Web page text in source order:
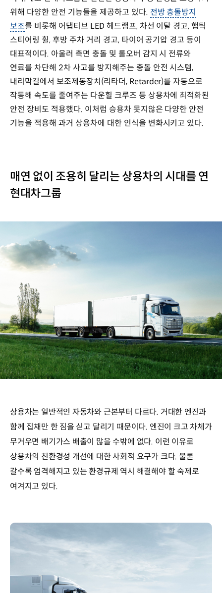
위해 다양한 안전 기능들을 제공하고 있다. 전방 충돌방지
보조를 비롯해 어댑티브 LED 헤드램프, 차선 이탈 경고, 햅틱
스티어링 휠, 후방 주차 거리 경고, 타이어 공기압 경고 등이
대표적이다. 아울러 측면 충돌 및 롤오버 감지 시 전류와
연료를 차단해 2차 사고를 방지해주는 충돌 안전 시스템,
내리막길에서 보조제동장치(리타더, Retarder)를 자동으로
작동해 속도를 줄여주는 다운힐 크루즈 등 상용차에 최적화된
안전 장비도 적용했다. 이처럼 승용차 못지않은 다양한 안전
기능을 적용해 과거 상용차에 대한 인식을 변화시키고 있다.
매연 없이 조용히 달리는 상용차의 시대를 연
현대차그룹
상용차는 일반적인 자동차와 근본부터 다르다. 거대한 엔진과
함께 집채만 한 짐을 싣고 달리기 때문이다. 엔진이 크고 차체가
무거우면 배기가스 배출이 많을 수밖에 없다. 이런 이유로
상용차의 친환경성 개선에 대한 사회적 요구가 크다. 물론
갈수록 엄격해지고 있는 환경규제 역시 해결해야 할 숙제로
여겨지고 있다.